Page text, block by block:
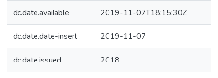
dc.date.available 2019-11-07T18:15:30Z
dc.date.date-insert 2019-11-07
dc.date.issued 2018